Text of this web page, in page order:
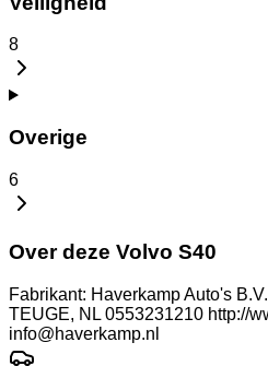
8
Overige
6
Over deze Volvo S40
Fabrikant: Haverkamp Auto's
TEUGE, NL 0553231210 http://
info@haverkamp.nl